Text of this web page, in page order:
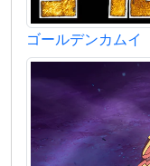
ゴールデンカムイ